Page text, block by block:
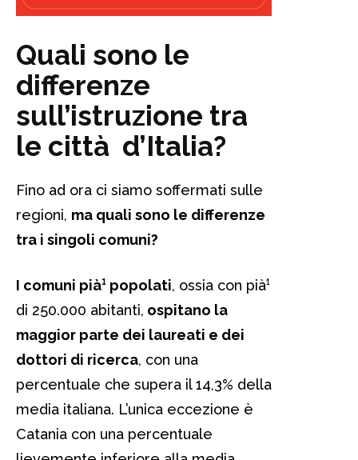
Quali sono le
differenze
sull’istruzione tra
le città d’Italia?
Fino ad ora ci siamo soffermati sulle
regioni, ma quali sono le differenze
tra i singoli comuni?
I comuni pià¹ popolati, ossia con pià¹
di 250.000 abitanti, ospitano la
maggior parte dei laureati e dei
dottori di ricerca, con una
percentuale che supera il 14,3% della
media italiana. L’unica eccezione è
Catania con una percentuale